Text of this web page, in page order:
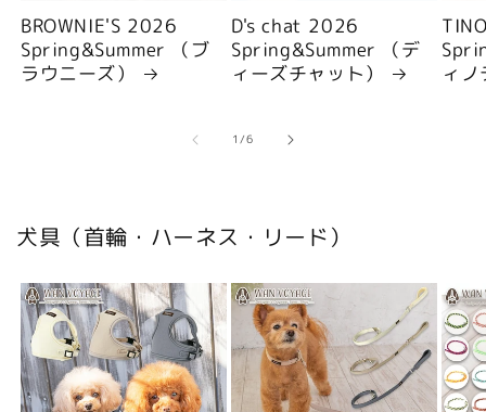
BROWNIE'S 2026
Spring&Summer （ブ
ラウニーズ）
D's chat 2026
Spring&Summer （デ
ィーズチャット）
ィ
1/の
6
犬具（首輪・ハーネス・リード）